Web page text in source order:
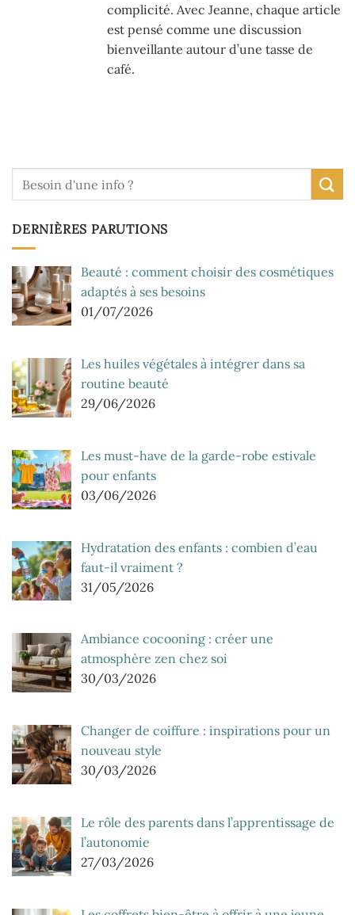
complicité. Avec Jeanne, chaque article
est pensé comme une discussion
bienveillante autour d’une tasse de
café.
DERNIÈRES PARUTIONS
Beauté : comment choisir des cosmétiques
adaptés à ses besoins
01/07/2026
Les huiles végétales à intégrer dans sa
routine beauté
29/06/2026
Les must-have de la garde-robe estivale
pour enfants
03/06/2026
Hydratation des enfants : combien d’eau
faut-il vraiment ?
31/05/2026
Ambiance cocooning : créer une
atmosphère zen chez soi
30/03/2026
Changer de coiffure : inspirations pour un
nouveau style
30/03/2026
Le rôle des parents dans l’apprentissage de
l’autonomie
27/03/2026